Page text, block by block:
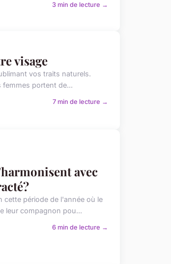
3 min de lecture →
visage
vos traits naturels.
femmes portent de...
7 min de lecture →
avec
période de l'année où le
leur compagnon pou...
6 min de lecture →